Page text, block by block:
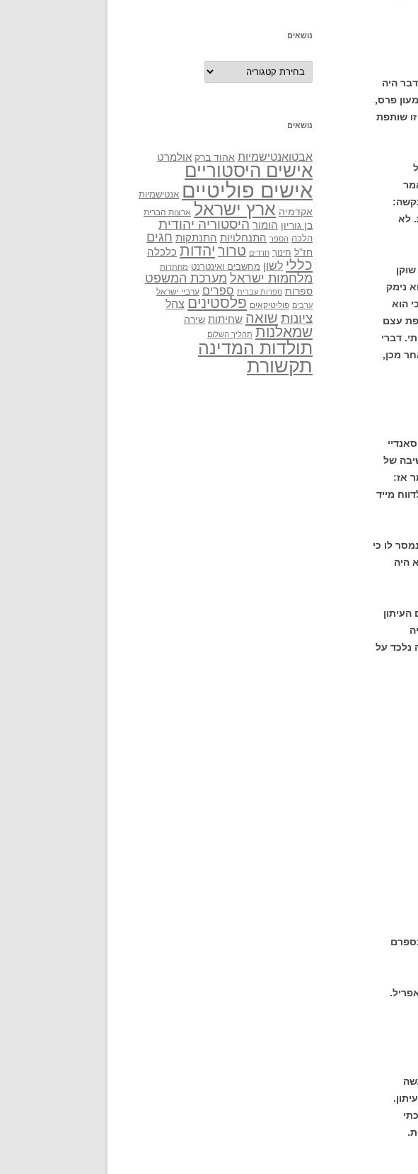
היה
שמעון פרס,
שותפת
לא
נימק
הוא
עצם
דברי
מכן,
של
אז:
מייד
לו כי
היה
עם העיתון
נלכד על
1986 ונידון ל-18 שנות מאסר. הוא עומד להשתחרר ב-21 באפריל.
נושאים
נושאים
נושאים
אבטואנטישמיות אהוד ברק אולמרט
אישים היסטוריים
אישים פוליטיים אנטישמיות
אקדמיה ארץ ישראל ארצות הברית
בן גוריון הומור היסטוריה יהודית
הלכה הספר התנחלויות התנתקות חגים
חז"ל חינוך חרדים טרור יהדות כלכלה
כללי לשון מחשבים ואינטרנט מחתרות
מלחמות ישראל מערכת המשפט
ספרות ספרות עברית ספרים ערביי ישראל
ערבים פוליטיקאים פלסטינים צהל
ציונות שואה שחיתות שירה
שמאלנות תהליך השלום
תולדות המדינה
תקשורת